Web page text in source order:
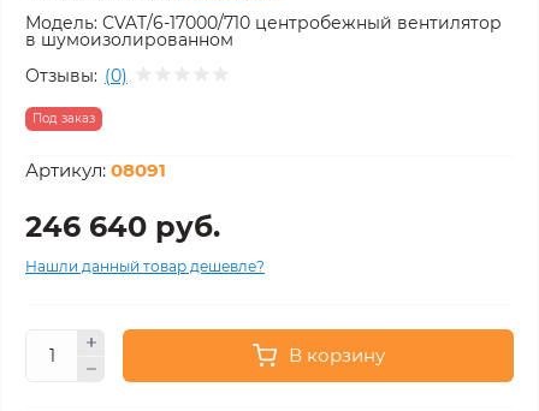
Модель: CVAT/6-17000/710 центробежный вентилятор
в шумоизолированном
Отзывы: (0)
Под заказ
Артикул: 08091
246 640 руб.
Нашли данный товар дешевле?
В корзину